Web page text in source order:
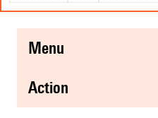
menu
action